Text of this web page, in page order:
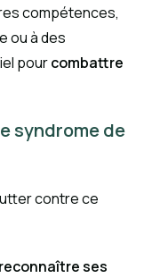
compétences,
ou à des
pourcombattre
syndrome de
contre ce
reconnaître ses